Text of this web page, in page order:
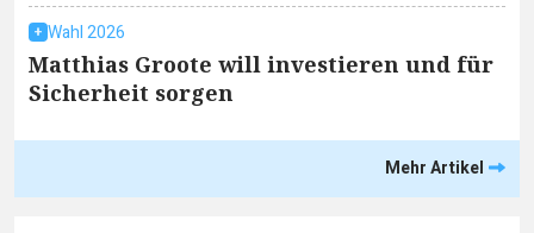
Wahl 2026
Matthias Groote will investieren und für
Sicherheit sorgen
Mehr Artikel